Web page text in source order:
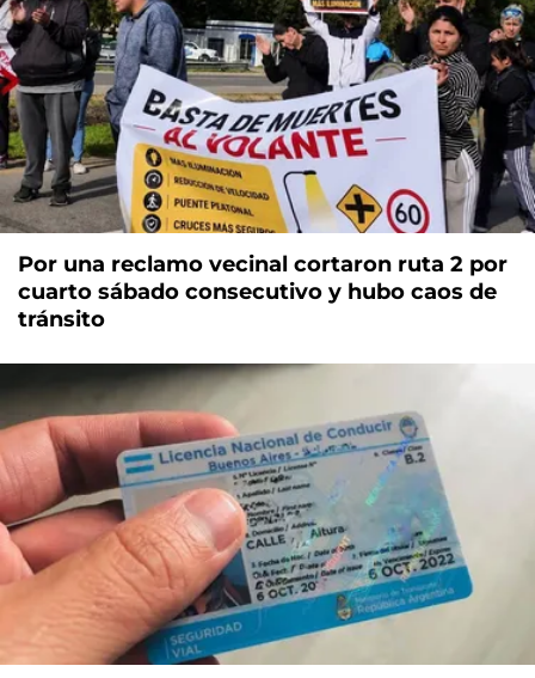
Por una reclamo vecinal cortaron ruta 2 por
cuarto sábado consecutivo y hubo caos de
tránsito